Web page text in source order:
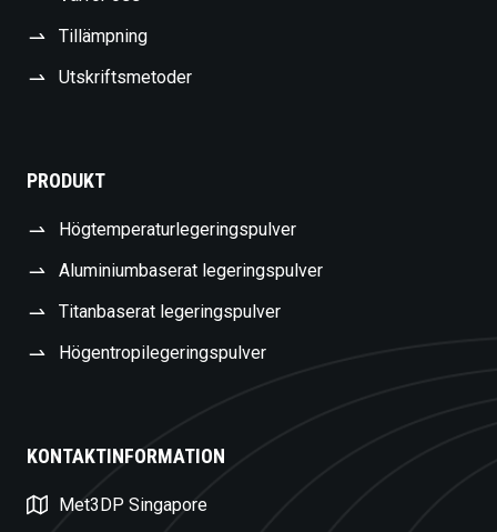
Tillämpning
Utskriftsmetoder
PRODUKT
Högtemperaturlegeringspulver
Aluminiumbaserat legeringspulver
Titanbaserat legeringspulver
Högentropilegeringspulver
KONTAKTINFORMATION
Met3DP Singapore